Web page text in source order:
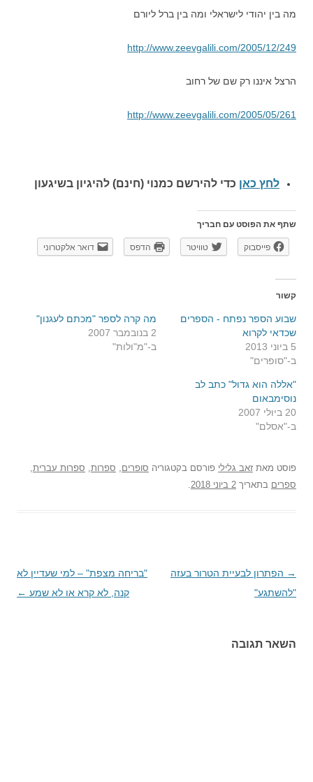
מה בין יהודי לישראלי ומה בין ברל ליורם
http://www.zeevgalili.com/2005/12/249
הרצל איננו רק שם של רחוב
http://www.zeevgalili.com/2005/05/261
לחץ כאן כדי להירשם כמנוי (חינם) להיגיון בשיגעון
שתף את הפוסט עם חבריך
פייסבוק טוויטר הדפס דואר אלקטרוני
קשור
שבוע הספר נפתח - הספרים
שכדאי לקרוא
5 ביוני 2013
ב-"סופרים"
מה קרה לספר "מכתם לעגנון"
2 בנובמבר 2007
ב-"מ"ולות"
"אללה הוא גדול" כתב לב
נוסימבאום
20 ביולי 2007
ב-"אסלם"
פוסט מאת זאב גלילי פורסם בקטגוריה סופרים, ספרות, ספרות עברית,
ספרים בתאריך 2 ביוני 2018 .
ניווט
בפוסטים
→ הפתרון לבעיית הטרור בעזה
"להשתגע"
"בריחה מצפת" – למי שעדיין לא
קנה, לא קרא או לא שמע ←
השאר תגובה